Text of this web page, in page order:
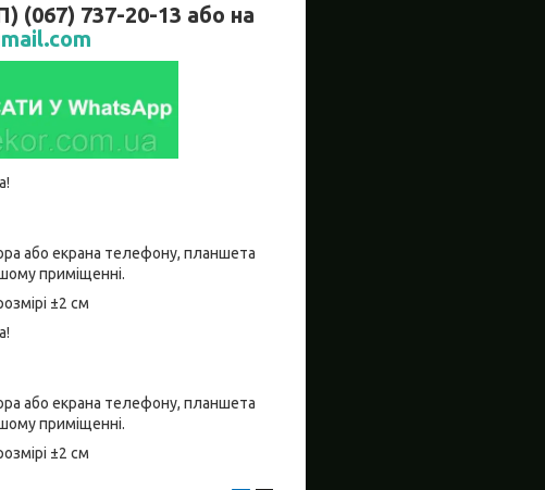
737-20-13 або на
або екрана телефону, планшета
приміщенні.
±2 см
або екрана телефону, планшета
приміщенні.
±2 см